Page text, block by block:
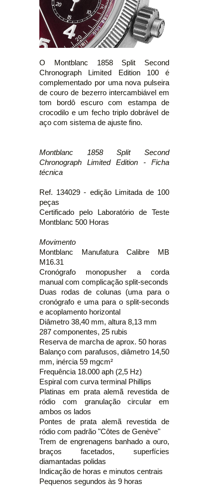
O Montblanc 1858 Split Second
Chronograph Limited Edition 100 é
complementado por uma nova pulseira
de couro de bezerro intercambiável em
tom bordô escuro com estampa de
crocodilo e um fecho triplo dobrável de
aço com sistema de ajuste fino.
Montblanc 1858 Split Second
Chronograph Limited Edition - Ficha
técnica
Ref. 134029 - edição Limitada de 100
peças
Certificado pelo Laboratório de Teste
Montblanc 500 Horas
Movimento
Montblanc Manufatura Calibre MB
M16.31
Cronógrafo monopusher a corda
manual com complicação split-seconds
Duas rodas de colunas (uma para o
cronógrafo e uma para o split-seconds
e acoplamento horizontal
Diâmetro 38,40 mm, altura 8,13 mm
287 componentes, 25 rubis
Reserva de marcha de aprox. 50 horas
Balanço com parafusos, diâmetro 14,50
mm, inércia 59 mgcm²
Frequência 18.000 aph (2,5 Hz)
Espiral com curva terminal Phillips
Platinas em prata alemã revestida de
ródio com granulação circular em
ambos os lados
Pontes de prata alemã revestida de
ródio com padrão "Côtes de Genève"
Trem de engrenagens banhado a ouro,
braços facetados, superfícies
diamantadas polidas
Indicação de horas e minutos centrais
Pequenos segundos às 9 horas